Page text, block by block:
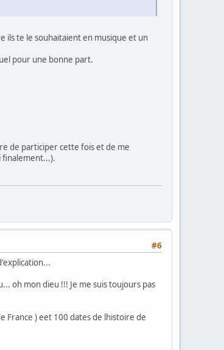
ils te le souhaitaient en musique et un
pour une bonne part.
de participer cette fois et de me
finalement...).
#6
oh mon dieu !!! Je me suis toujours pas
France ) eet 100 dates de lhistoire de